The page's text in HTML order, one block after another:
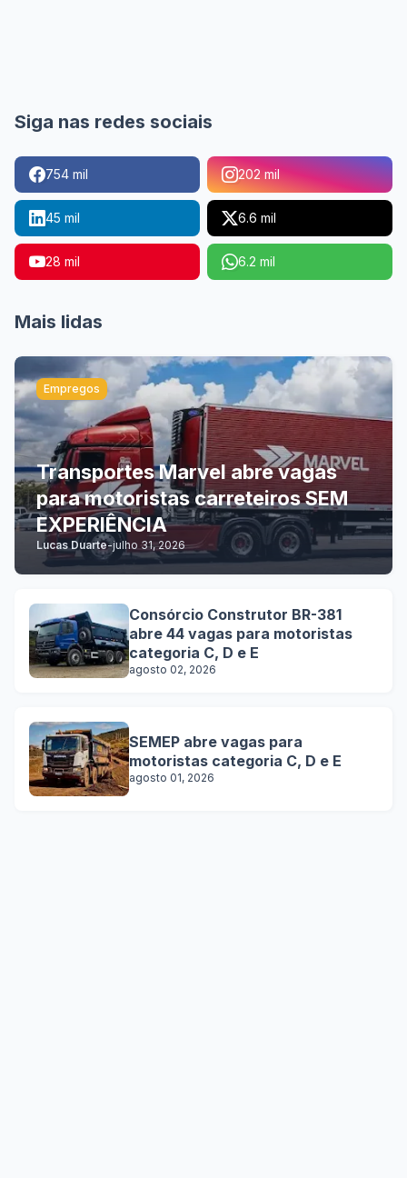
Siga nas redes sociais
754 mil 202 mil
45 mil 6.6 mil
28 mil 6.2 mil
Mais lidas
Empregos
Transportes Marvel abre vagas
para motoristas carreteiros SEM
EXPERIÊNCIA
Lucas Duarte-julho 31, 2026
Consórcio Construtor BR-381
abre 44 vagas para motoristas
categoria C, D e E
agosto 02, 2026
SEMEP abre vagas para
motoristas categoria C, D e E
agosto 01, 2026